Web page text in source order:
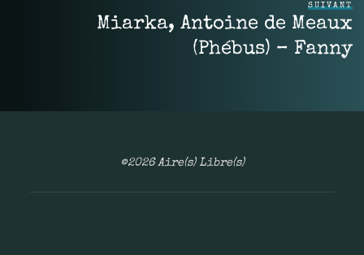
SUIVANT
Miarka, Antoine de Meaux
(Phébus) – Fanny
©2026 Aire(s) Libre(s)